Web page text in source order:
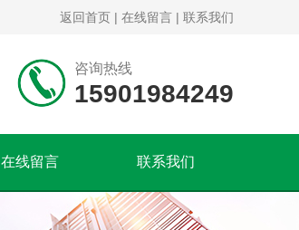
返回首页 | 在线留言 | 联系我们
咨询热线
15901984249
在线留言 联系我们